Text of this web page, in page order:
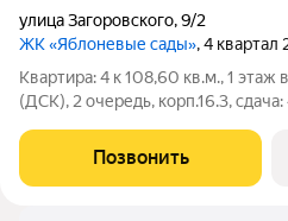
улица Загоровского,9/2
ЖК «Яблоневые сады», 4 квартал
Квартира: 4 к 108,60 кв.м., 1
(ДСК), 2 очередь, корп.16.3, сдача:
комплекс возведен в границах
и
Позвонить